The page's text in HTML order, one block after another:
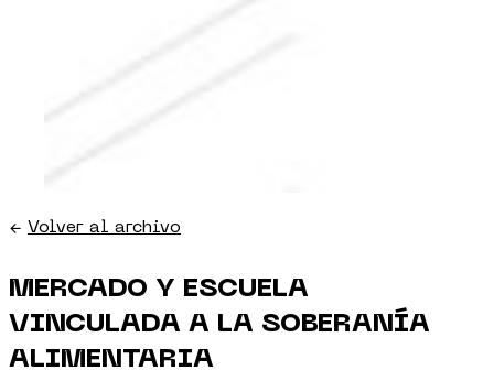
← Volver al archivo
MERCADO Y ESCUELA
VINCULADA A LA SOBERANÍA
ALIMENTARIA